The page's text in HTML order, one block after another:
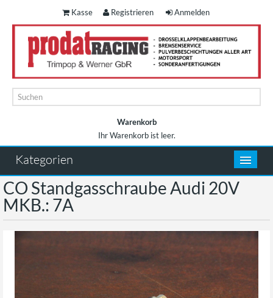
Kasse Registrieren Anmelden
Warenkorb
Ihr Warenkorb ist leer.
Kategorien
CO Standgasschraube Audi 20V
MKB.: 7A